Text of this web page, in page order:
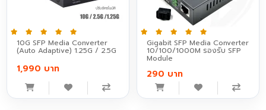
10G SFP Media Converter
(Auto Adaptive) 1.25G / 2.5G
1,990 บาท
Gigabit SFP Media Converter
10/100/1000M รองรับ SFP
Module
290 บาท